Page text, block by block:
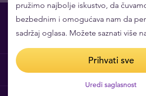
O nama
pružimo najbolje iskustvo, da
bezbednim i omogućava nam da
sadržaj oglasa. Možete saznati više
Prihvati sve
Uredi saglasnost